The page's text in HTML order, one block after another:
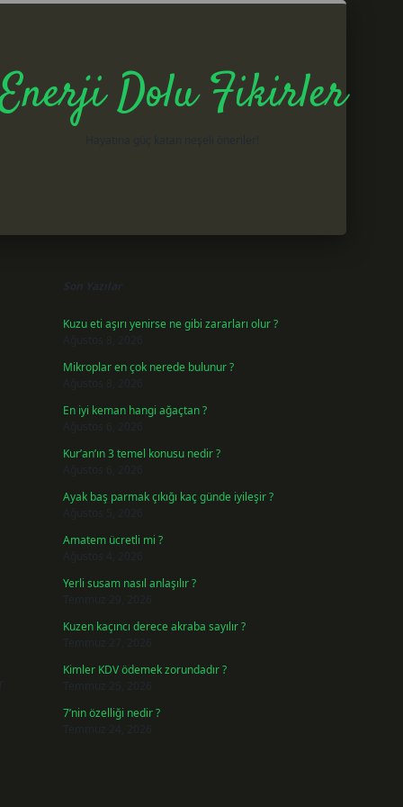
Dolu Fikirler
Son Yazılar
Kuzu eti aşırı yenirse ne gibi zararları olur ?
Ağustos 8, 2026
Mikroplar en çok nerede bulunur ?
Ağustos 8, 2026
En iyi keman hangi ağaçtan ?
Ağustos 6, 2026
Kur’an’ın 3 temel konusu nedir ?
Ağustos 6, 2026
Ayak baş parmak çıkığı kaç günde iyileşir ?
Ağustos 5, 2026
Amatem ücretli mi ?
Ağustos 4, 2026
Yerli susam nasıl anlaşılır ?
Temmuz 29, 2026
Kuzen kaçıncı derece akraba sayılır ?
Temmuz 27, 2026
Kimler KDV ödemek zorundadır ?
Temmuz 25, 2026
7’nin özelliği nedir ?
Temmuz 24, 2026